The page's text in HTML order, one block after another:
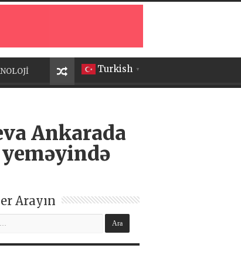
Turkish ▼
Ankarada
Arayın